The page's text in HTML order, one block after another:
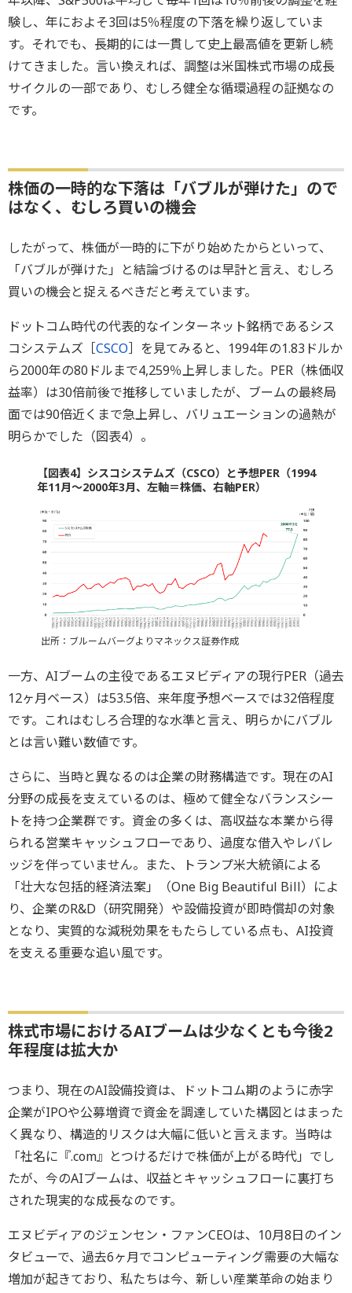
験し、年におよそ3回は5％程度の下落を繰り返していま
す。それでも、長期的には一貫して史上最高値を更新し続
けてきました。言い換えれば、調整は米国株式市場の成長
サイクルの一部であり、むしろ健全な循環過程の証拠なの
です。
株価の一時的な下落は「バブルが弾けた」ので
はなく、むしろ買いの機会
したがって、株価が一時的に下がり始めたからといって、
「バブルが弾けた」と結論づけるのは早計と言え、むしろ
買いの機会と捉えるべきだと考えています。
ドットコム時代の代表的なインターネット銘柄であるシス
コシステムズ［CSCO］を見てみると、1994年の1.83ドルか
ら2000年の80ドルまで4,259％上昇しました。PER（株価収
益率）は30倍前後で推移していましたが、ブームの最終局
面では90倍近くまで急上昇し、バリュエーションの過熱が
明らかでした（図表4）。
【図表4】シスコシステムズ（CSCO）と予想PER（1994
年11月～2000年3月、左軸＝株価、右軸PER）
出所：ブルームバーグよりマネックス証券作成
一方、AIブームの主役であるエヌビディアの現行PER（過去
12ヶ月ベース）は53.5倍、来年度予想ベースでは32倍程度
です。これはむしろ合理的な水準と言え、明らかにバブル
とは言い難い数値です。
さらに、当時と異なるのは企業の財務構造です。現在のAI
分野の成長を支えているのは、極めて健全なバランスシー
トを持つ企業群です。資金の多くは、高収益な本業から得
られる営業キャッシュフローであり、過度な借入やレバレ
ッジを伴っていません。また、トランプ米大統領による
「壮大な包括的経済法案」（One Big Beautiful Bill）によ
り、企業のR&D（研究開発）や設備投資が即時償却の対象
となり、実質的な減税効果をもたらしている点も、AI投資
を支える重要な追い風です。
株式市場におけるAIブームは少なくとも今後2
年程度は拡大か
つまり、現在のAI設備投資は、ドットコム期のように赤字
企業がIPOや公募増資で資金を調達していた構図とはまった
く異なり、構造的リスクは大幅に低いと言えます。当時は
「社名に『.com』とつけるだけで株価が上がる時代」でし
たが、今のAIブームは、収益とキャッシュフローに裏打ち
された現実的な成長なのです。
エヌビディアのジェンセン・ファンCEOは、10月8日のイン
タビューで、過去6ヶ月でコンピューティング需要の大幅な
増加が起きており、私たちは今、新しい産業革命の始まり